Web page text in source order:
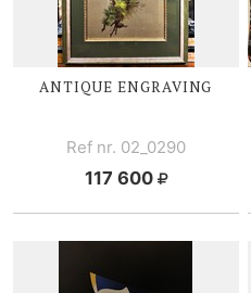
ANTIQUE ENGRAVING
Ref nr. 02_0290
117 600